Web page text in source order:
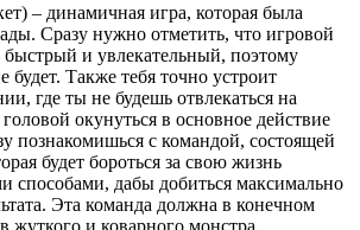
– динамичная игра, которая была
Сразу нужно отметить, что игровой
быстрый и увлекательный, поэтому
будет. Также тебя точно устроит
где ты не будешь отвлекаться на
окунуться в основное действие
познакомишься с командой, состоящей
будет бороться за свою жизнь
дабы добиться максимально
Эта команда должна в конечном
жуткого и коварного монстра,